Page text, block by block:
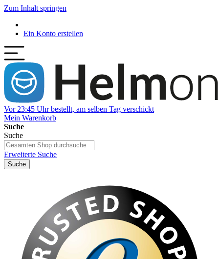
Zum Inhalt springen
Ein Konto erstellen
Vor 23:45 Uhr bestellt, am selben Tag verschickt
Mein Warenkorb
Suche
Suche
Erweiterte Suche
Suche